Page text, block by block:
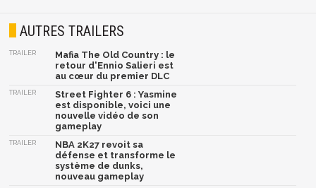
AUTRES TRAILERS
TRAILER
Mafia The Old Country : le
retour d'Ennio Salieri est
au cœur du premier DLC
TRAILER
Street Fighter 6 : Yasmine
est disponible, voici une
nouvelle vidéo de son
gameplay
TRAILER
NBA 2K27 revoit sa
défense et transforme le
système de dunks,
nouveau gameplay